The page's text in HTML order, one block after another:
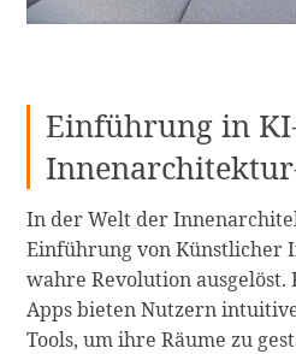
Einführung in
In der Welt der
Einführung von Künstlicher
wahre Revolution
Apps bieten Nutzern
Tools, um ihre Räume zu